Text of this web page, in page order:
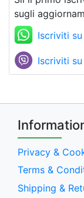
sugli
Iscriviti
Iscriviti
Privacy &
Terms &
Shipping &